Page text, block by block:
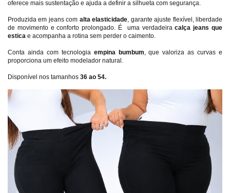
oferece mais sustentação e ajuda a definir a silhueta com segurança.
Produzida em jeans com alta elasticidade, garante ajuste flexível, liberdade
de movimento e conforto prolongado. É  uma verdadeira calça jeans que
estica e acompanha a rotina sem perder o caimento.
Conta ainda com tecnologia empina bumbum, que valoriza as curvas e
proporciona um efeito modelador natural.
Disponível nos tamanhos 36 ao 54.